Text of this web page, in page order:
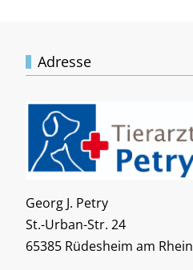
Adresse
Georg J. Petry
St.-Urban-Str. 24
65385 Rüdesheim am Rhein